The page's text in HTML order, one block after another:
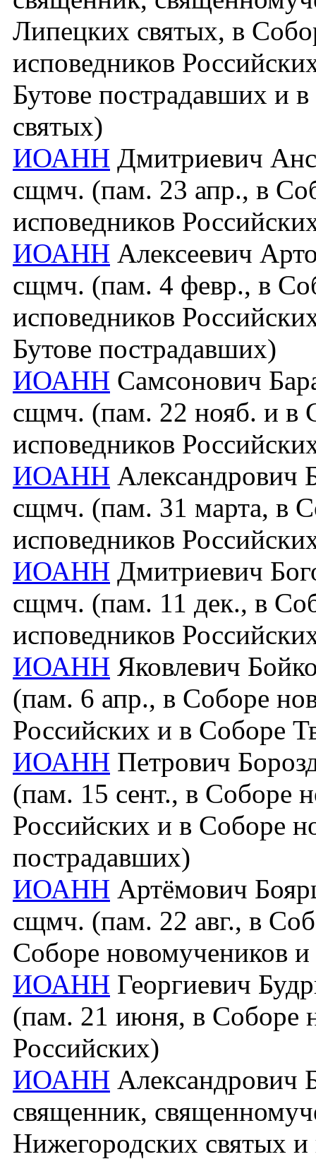
Липецких святых, в
исповедников
Бутове пострадавших и
святых)
ИОАНН Дмитриевич
сщмч. (пам. 23 апр., в
исповедников
ИОАНН Алексеевич
сщмч. (пам. 4 февр., в
исповедников
Бутове пострадавших)
ИОАНН Самсонович
сщмч. (пам. 22 нояб. и в
исповедников
ИОАНН Александрович
сщмч. (пам. 31 марта, в
исповедников
ИОАНН Дмитриевич
сщмч. (пам. 11 дек., в
исповедников
ИОАНН Яковлевич
(пам. 6 апр., в Соборе
Российских и в Соборе
ИОАНН Петрович
(пам. 15 сент., в Соборе
Российских и в Соборе
пострадавших)
ИОАНН Артёмович
сщмч. (пам. 22 авг., в
Соборе новомучеников
ИОАНН Георгиевич
(пам. 21 июня, в Соборе
Российских)
ИОАНН Александрович
священник,
Нижегородских святых